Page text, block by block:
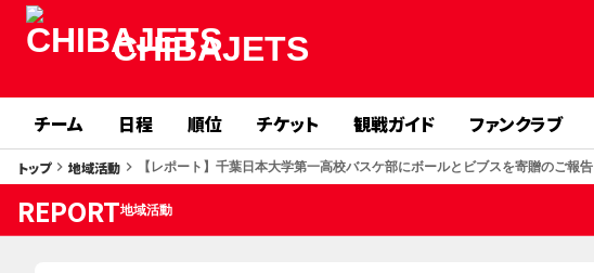
CHIBAJETS
チーム 日程 順位 チケット 観戦ガイド ファンクラブ
トップkeyboard_arrow_right 地域活動 keyboard_arrow_right 【レポート】千葉日本大学第一高校バスケ部にボールとビブスを寄贈のご報告
REPORT地域活動